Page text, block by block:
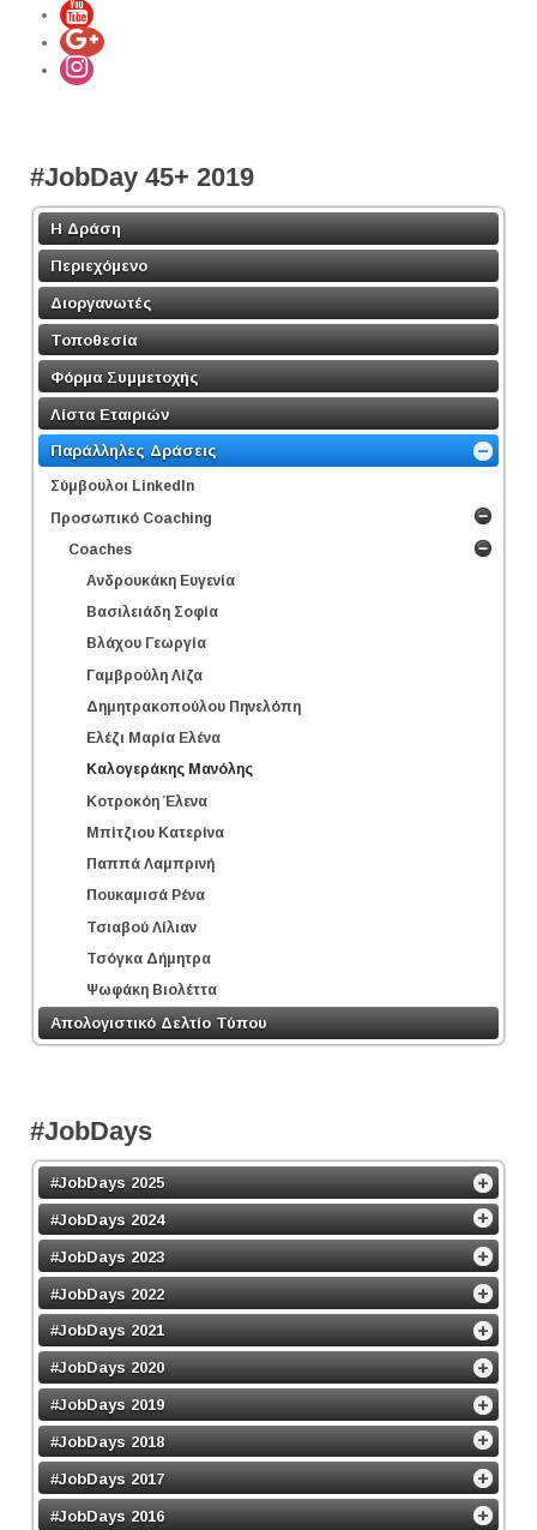
#JobDay 45+ 2019
Η Δράση
Περιεχόμενο
Διοργανωτές
Τοποθεσία
Φόρμα Συμμετοχής
Λίστα Εταιριών
Παράλληλες Δράσεις
Σύμβουλοι LinkedΙn
Προσωπικό Coaching
Coaches
Ανδρουκάκη Ευγενία
Βασιλειάδη Σοφία
Βλάχου Γεωργία
Γαμβρούλη Λίζα
Δημητρακοπούλου Πηνελόπη
Ελέζι Μαρία Ελένα
Καλογεράκης Μανόλης
Κοτροκόη Έλενα
Μπίτζιου Κατερίνα
Παππά Λαμπρινή
Πουκαμισά Ρένα
Τσιαβού Λίλιαν
Τσόγκα Δήμητρα
Ψωφάκη Βιολέττα
Απολογιστικό Δελτίο Τύπου
#JobDays
#JobDays 2025
#JobDays 2024
#JobDays 2023
#JobDays 2022
#JobDays 2021
#JobDays 2020
#JobDays 2019
#JobDays 2018
#JobDays 2017
#JobDays 2016